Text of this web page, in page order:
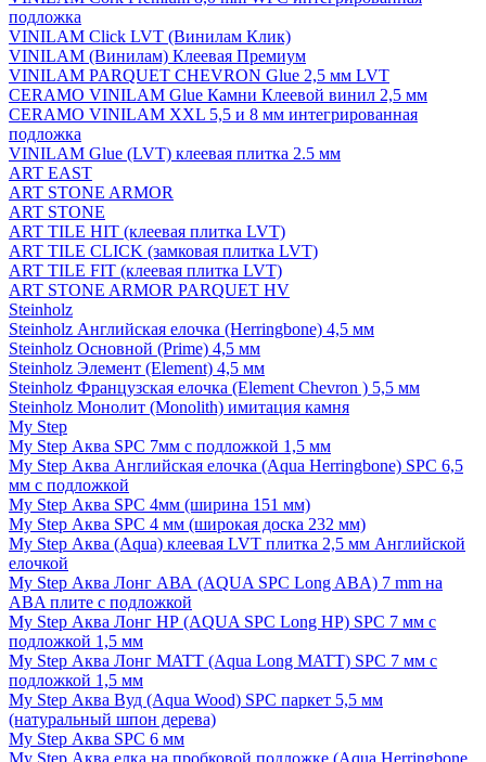
подложка
VINILAM Click LVT (Винилам Клик)
VINILAM (Винилам) Клеевая Премиум
VINILAM PARQUET CHEVRON Glue 2,5 мм LVT
CERAMO VINILAM Glue Камни Клеевой винил 2,5 мм
CERAMO VINILAM XXL 5,5 и 8 мм интегрированная
подложка
VINILAM Glue (LVT) клеевая плитка 2.5 мм
ART EAST
ART STONE ARMOR
ART STONE
ART TILE HIT (клеевая плитка LVT)
ART TILE CLICK (замковая плитка LVT)
ART TILE FIT (клеевая плитка LVT)
ART STONE ARMOR PARQUET HV
Steinholz
Steinholz Английская елочка (Herringbone) 4,5 мм
Steinholz Основной (Prime) 4,5 мм
Steinholz Элемент (Element) 4,5 мм
Steinholz Французская елочка (Element Chevron ) 5,5 мм
Steinholz Монолит (Monolith) имитация камня
My Step
My Step Аква SPC 7мм c подложкой 1,5 мм
My Step Аква Английская елочка (Aqua Herringbone) SPC 6,5
мм с подложкой
My Step Аква SPC 4мм (ширина 151 мм)
My Step Аква SPC 4 мм (широкая доска 232 мм)
My Step Аква (Aqua) клеевая LVT плитка 2,5 мм Английской
елочкой
My Step Аква Лонг АВА (AQUA SPC Long ABA) 7 mm на
ABA плите с подложкой
My Step Аква Лонг НР (AQUA SPC Long HP) SPC 7 мм с
подложкой 1,5 мм
My Step Аква Лонг MATT (Aqua Long MATT) SPC 7 мм с
подложкой 1,5 мм
My Step Аква Вуд (Aqua Wood) SPC паркет 5,5 мм
(натуральный шпон дерева)
My Step Аква SPC 6 мм
My Step Аква елка на пробковой подложке (Aqua Herringbone